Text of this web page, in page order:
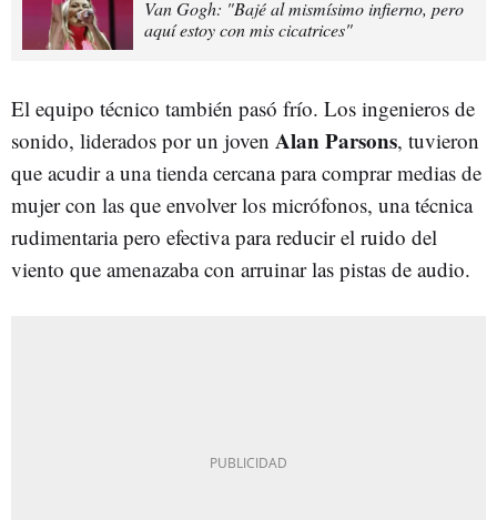
Van Gogh: "Bajé al mismísimo infierno, pero
aquí estoy con mis cicatrices"
El equipo técnico también pasó frío. Los ingenieros de
sonido, liderados por un joven Alan Parsons, tuvieron
que acudir a una tienda cercana para comprar medias de
mujer con las que envolver los micrófonos, una técnica
rudimentaria pero efectiva para reducir el ruido del
viento que amenazaba con arruinar las pistas de audio.